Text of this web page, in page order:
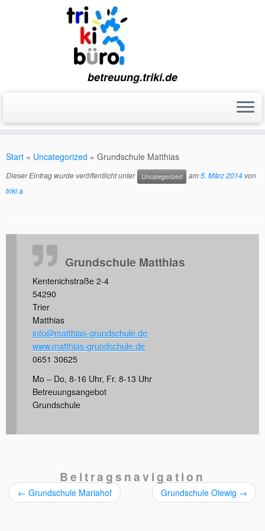
Inhalt
betreuung.triki.de
Start » Uncategorized » Grundschule Matthias
Dieser Eintrag wurde veröffentlicht unter Uncategorized am5. März 2014 von
triki a
Grundschule Matthias
Kentenichstraße 2-4
54290
Trier
Matthias
info@matthias-grundschule.de
www.matthias-grundschule.de
0651 30625
Mo – Do, 8-16 Uhr, Fr. 8-13 Uhr
Betreuungsangebot
Grundschule
Beitragsnavigation
← Grundschule Mariahof Grundschule Olewig →